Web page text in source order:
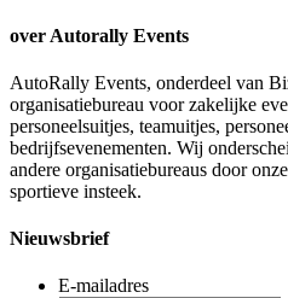
over Autorally Events
AutoRally Events, onderdeel van
organisatiebureau voor zakelijke
personeelsuitjes, teamuitjes,
bedrijfsevenementen. Wij
andere organisatiebureaus door
sportieve insteek.
Nieuwsbrief
E-mailadres